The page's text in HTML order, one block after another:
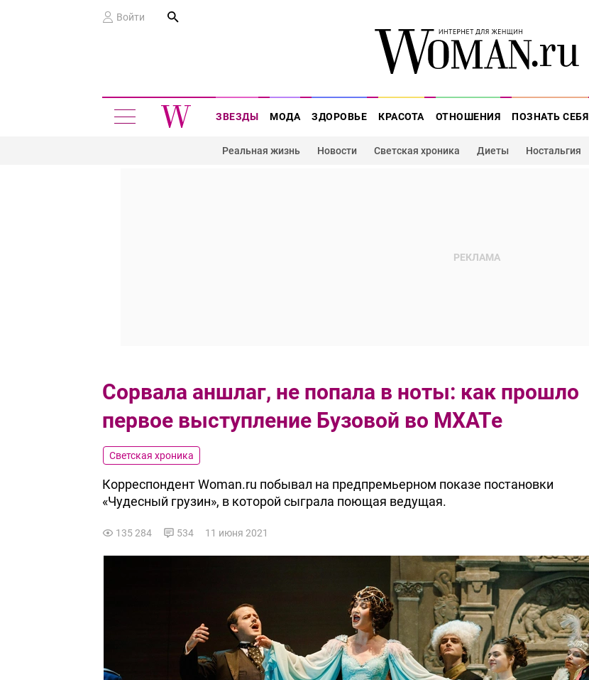
Войти
ЗВЕЗДЫ МОДА ЗДОРОВЬЕ КРАСОТА ОТНОШЕНИЯ ПОЗНАТЬ СЕБЯ
Реальная жизнь Новости Светская хроника Диеты Ностальгия
Сорвала аншлаг, не попала в ноты: как прошло
первое выступление Бузовой во МХАТе
Светская хроника
Корреспондент Woman.ru побывал на предпремьерном показе постановки
«Чудесный грузин», в которой сыграла поющая ведущая.
135 284 534 11 июня 2021